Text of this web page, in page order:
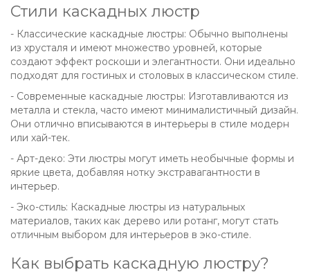
Стили каскадных люстр
- Классические каскадные люстры: Обычно выполнены
из хрусталя и имеют множество уровней, которые
создают эффект роскоши и элегантности. Они идеально
подходят для гостиных и столовых в классическом стиле.
- Современные каскадные люстры: Изготавливаются из
металла и стекла, часто имеют минималистичный дизайн.
Они отлично вписываются в интерьеры в стиле модерн
или хай-тек.
- Арт-деко: Эти люстры могут иметь необычные формы и
яркие цвета, добавляя нотку экстравагантности в
интерьер.
- Эко-стиль: Каскадные люстры из натуральных
материалов, таких как дерево или ротанг, могут стать
отличным выбором для интерьеров в эко-стиле.
Как выбрать каскадную люстру?